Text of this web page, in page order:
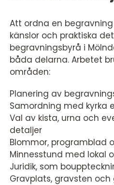
Att ordna en
känslor och praktiska
begravningsbyrå i
båda delarna. Arbetet
områden:
Planering av
Samordning med kyrka
Val av kista, urna och
detaljer
Blommor, programblad
Minnesstund med lokal
Juridik, som
Gravplats, gravsten och